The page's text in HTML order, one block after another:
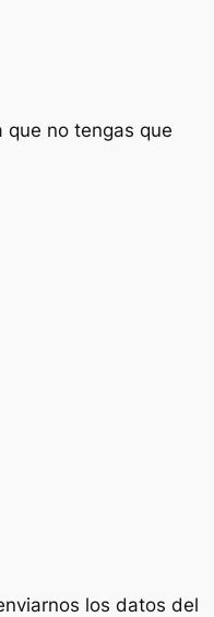
que no tengas que
los datos del